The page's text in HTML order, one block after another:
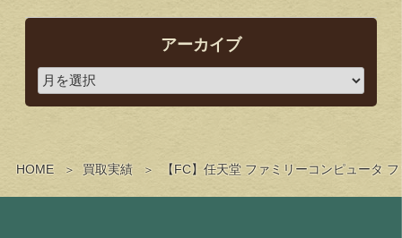
HOME 買取実績 【FC】任天堂 ファミリーコンピュータ
アーカイブ